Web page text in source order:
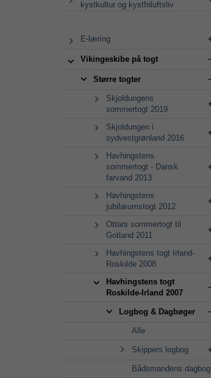
kystkultur og kystfriluftsliv
E-læring
Vikingeskibe på togt
Større togter
Skjoldungens
sommertogt 2019
Skjoldungen i
sydvestgrønland 2016
Havhingstens
sommertogt - Dansk
farvand 2013
Havhingstens
jubilæumstogt 2012
Ottars sommertogt til
Gotland 2011
Havhingstens togt Irland-
Roskilde 2008
Havhingstens togt
Roskilde-Irland 2007
Logbog & Dagbøger
Alle
Skippers logbog
Bådsmandens dagbog